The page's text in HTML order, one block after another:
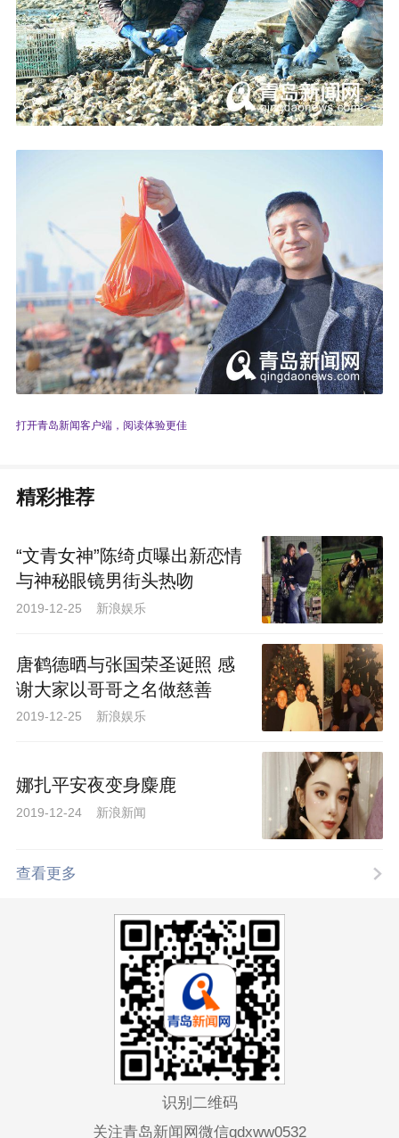
打开青岛新闻客户端，阅读体验更佳
精彩推荐
“文青女神”陈绮贞曝出新恋情
与神秘眼镜男街头热吻
2019-12-25 新浪娱乐
唐鹤德晒与张国荣圣诞照 感
谢大家以哥哥之名做慈善
2019-12-25 新浪娱乐
娜扎平安夜变身麋鹿
2019-12-24 新浪新闻
查看更多
识别二维码
关注青岛新闻网微信qdxww0532